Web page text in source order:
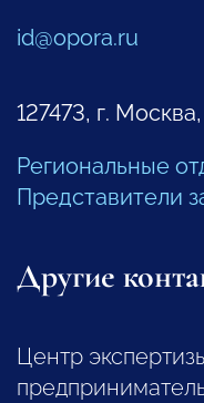
id@opora.ru
127473, г.
Региональные
Представители
Другие
Центр